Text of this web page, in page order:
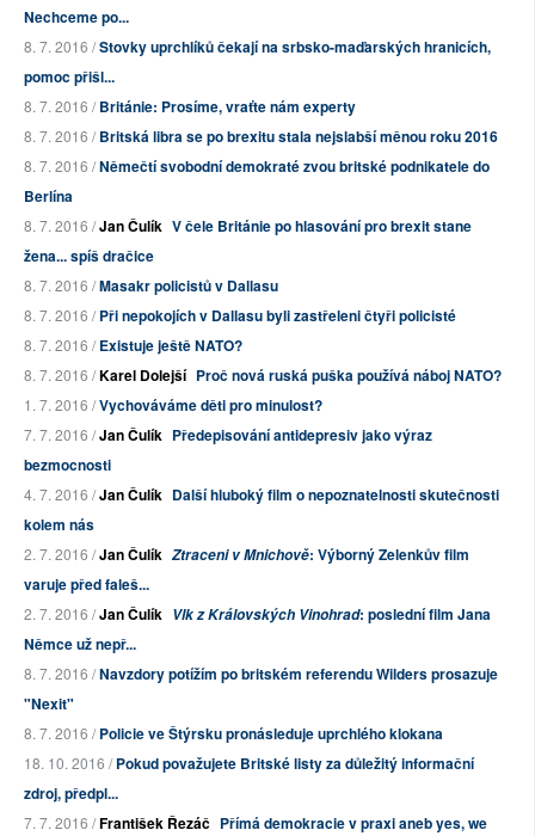
Nechceme po...
8. 7. 2016 /Stovky uprchlíků čekají na srbsko-maďarských hranicích,
pomoc přišl...
8. 7. 2016 /Británie: Prosíme, vraťte nám experty
8. 7. 2016 /Britská libra se po brexitu stala nejslabší měnou roku 2016
8. 7. 2016 /Němečtí svobodní demokraté zvou britské podnikatele do
Berlína
8. 7. 2016 /Jan Čulík V čele Británie po hlasování pro brexit stane
žena... spíš dračice
8. 7. 2016 /Masakr policistů v Dallasu
8. 7. 2016 /Při nepokojích v Dallasu byli zastřeleni čtyři policisté
8. 7. 2016 /Existuje ještě NATO?
8. 7. 2016 /Karel Dolejší Proč nová ruská puška používá náboj NATO?
1. 7. 2016 /Vychováváme děti pro minulost?
7. 7. 2016 /Jan Čulík Předepisování antidepresiv jako výraz
bezmocnosti
4. 7. 2016 /Jan Čulík Další hluboký film o nepoznatelnosti skutečnosti
kolem nás
2. 7. 2016 /Jan Čulík Ztraceni v Mnichově: Výborný Zelenkův film
varuje před faleš...
2. 7. 2016 /Jan Čulík Vlk z Královských Vinohrad: poslední film Jana
Němce už nepř...
8. 7. 2016 /Navzdory potížím po britském referendu Wilders prosazuje
"Nexit"
8. 7. 2016 /Policie ve Štýrsku pronásleduje uprchlého klokana
18. 10. 2016 /Pokud považujete Britské listy za důležitý informační
zdroj, předpl...
7. 7. 2016 /František Řezáč Přímá demokracie v praxi aneb yes, we